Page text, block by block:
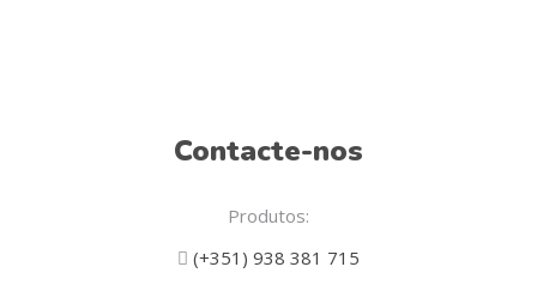
Contacte-nos
Produtos:
(+351) 938 381 715